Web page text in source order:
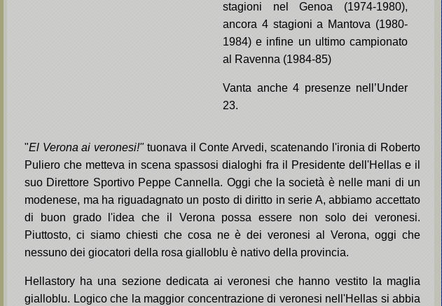
stagioni nel Genoa (1974-1980),
ancora 4 stagioni a Mantova (1980-
1984) e infine un ultimo campionato
al Ravenna (1984-85)
Vanta anche 4 presenze nell’Under
23.
"El Verona ai veronesi!"tuonava il Conte Arvedi, scatenando l'ironia di Roberto
Puliero che metteva in scena spassosi dialoghi fra il Presidente dell'Hellas e il
suo Direttore Sportivo Peppe Cannella. Oggi che la società è nelle mani di un
modenese, ma ha riguadagnato un posto di diritto in serie A, abbiamo accettato
di buon grado l'idea che il Verona possa essere non solo dei veronesi.
Piuttosto, ci siamo chiesti che cosa ne è dei veronesi al Verona, oggi che
nessuno dei giocatori della rosa gialloblu è nativo della provincia.
Hellastory ha una sezione dedicata ai veronesi che hanno vestito la maglia
gialloblu. Logico che la maggior concentrazione di veronesi nell'Hellas si abbia